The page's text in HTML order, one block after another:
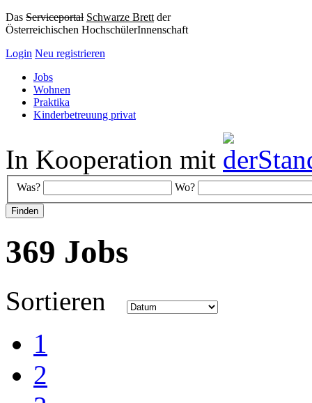
Das Serviceportal Schwarze Brett der
Österreichischen HochschülerInnenschaft
Login Neu registrieren
Jobs
Wohnen
Praktika
Kinderbetreuung privat
In Kooperation mit
Was? Wo?
369 Jobs
Sortieren
1
2